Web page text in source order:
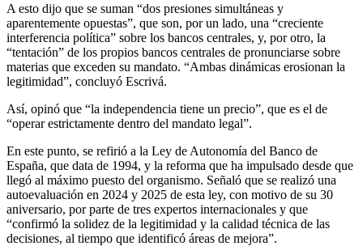
A esto dijo que se suman “dos presiones simultáneas y
aparentemente opuestas”, que son, por un lado, una “creciente
interferencia política” sobre los bancos centrales, y, por otro, la
“tentación” de los propios bancos centrales de pronunciarse sobre
materias que exceden su mandato. “Ambas dinámicas erosionan la
legitimidad”, concluyó Escrivá.
Así, opinó que “la independencia tiene un precio”, que es el de
“operar estrictamente dentro del mandato legal”.
En este punto, se refirió a la Ley de Autonomía del Banco de
España, que data de 1994, y la reforma que ha impulsado desde que
llegó al máximo puesto del organismo. Señaló que se realizó una
autoevaluación en 2024 y 2025 de esta ley, con motivo de su 30
aniversario, por parte de tres expertos internacionales y que
“confirmó la solidez de la legitimidad y la calidad técnica de las
decisiones, al tiempo que identificó áreas de mejora”.